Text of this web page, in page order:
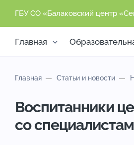
ГБУ СО «Балаковский центр
Главная
Главная Статьи и новости
Воспитанники
со